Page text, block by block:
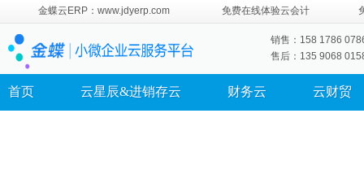
金蝶云ERP：www.jdyerp.com 免费在线体验云会计
销售：158 1786
售后：135 9068
首页 云星辰&进销存云 财务云 云财贸